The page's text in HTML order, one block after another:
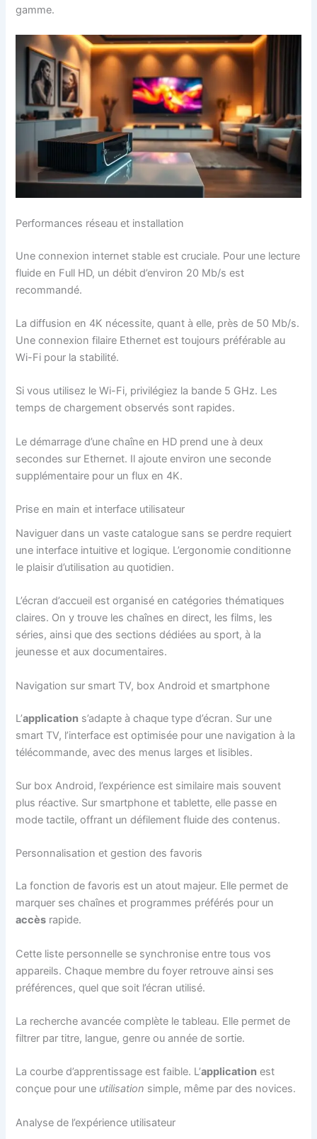
gamme.
Performances réseau et installation
Une connexion internet stable est cruciale. Pour une lecture
fluide en Full HD, un débit d’environ 20 Mb/s est
recommandé.
La diffusion en 4K nécessite, quant à elle, près de 50 Mb/s.
Une connexion filaire Ethernet est toujours préférable au
Wi-Fi pour la stabilité.
Si vous utilisez le Wi-Fi, privilégiez la bande 5 GHz. Les
temps de chargement observés sont rapides.
Le démarrage d’une chaîne en HD prend une à deux
secondes sur Ethernet. Il ajoute environ une seconde
supplémentaire pour un flux en 4K.
Prise en main et interface utilisateur
Naviguer dans un vaste catalogue sans se perdre requiert
une interface intuitive et logique. L’ergonomie conditionne
le plaisir d’utilisation au quotidien.
L’écran d’accueil est organisé en catégories thématiques
claires. On y trouve les chaînes en direct, les films, les
séries, ainsi que des sections dédiées au sport, à la
jeunesse et aux documentaires.
Navigation sur smart TV, box Android et smartphone
L’application s’adapte à chaque type d’écran. Sur une
smart TV, l’interface est optimisée pour une navigation à la
télécommande, avec des menus larges et lisibles.
Sur box Android, l’expérience est similaire mais souvent
plus réactive. Sur smartphone et tablette, elle passe en
mode tactile, offrant un défilement fluide des contenus.
Personnalisation et gestion des favoris
La fonction de favoris est un atout majeur. Elle permet de
marquer ses chaînes et programmes préférés pour un
accès rapide.
Cette liste personnelle se synchronise entre tous vos
appareils. Chaque membre du foyer retrouve ainsi ses
préférences, quel que soit l’écran utilisé.
La recherche avancée complète le tableau. Elle permet de
filtrer par titre, langue, genre ou année de sortie.
La courbe d’apprentissage est faible. L’application est
conçue pour une utilisation simple, même par des novices.
Analyse de l’expérience utilisateur